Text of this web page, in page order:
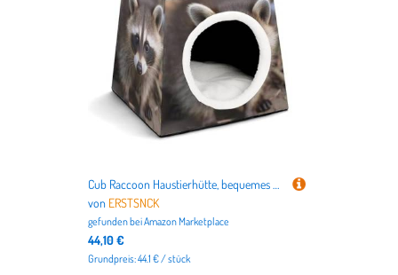
Cub Raccoon Haustierhütte, bequemes Nest für Haustiere, Weltraumkapsel, warm, weich, für den Innenbereich, Haustierhaus für Innenkatzen, kleine Hunde und mittelgroße Tiere
von ERSTSNCK
gefunden beiAmazon Marketplace
44,10 €
Grundpreis: 44.1 € / stück